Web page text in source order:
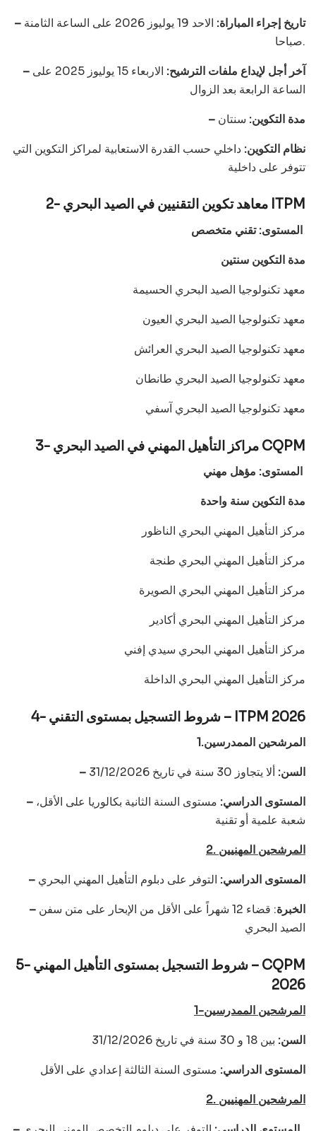
– تاريخ إجراء المباراة:
الاحد 19 يوليوز 2026 على الساعة الثامنة
صباحا.
– آخر أجل لإيداع ملفات الترشيح:
الاربعاء 15 يوليوز 2025 على
الساعة الرابعة بعد الزوال
– مدة التكوين: سنتان
نظام التكوين: داخلي حسب القدرة الاستعابية لمراكز التكوين التي
تتوفر على داخلية
2- معاهد تكوين التقنيين في الصيد البحري ITPM
مدة التكوين سنتين
معهد تكنولوجيا الصيد البحري الحسيمة
معهد تكنولوجيا الصيد البحري العيون
معهد تكنولوجيا الصيد البحري العرائش
معهد تكنولوجيا الصيد البحري طانطان
معهد تكنولوجيا الصيد البحري آسفي
3- مراكز التأهيل المهني في الصيد البحري CQPM
مدة التكوين سنة واحدة
مركز التأهيل المهني البحري الناظور
مركز التأهيل المهني البحري طنجة
مركز التأهيل المهني البحري الصويرة
مركز التأهيل المهني البحري أكادير
مركز التأهيل المهني البحري سيدي إفني
مركز التأهيل المهني البحري الداخلة
4- شروط التسجيل بمستوى التقني – ITPM 2026
1.المرشحين الممدرسين
– السن: ألا يتجاوز 30 سنة في تاريخ 31/12/2026
– المستوى الدراسي: مستوى السنة الثانية بكالوريا على الأقل،
شعبة علمية أو تقنية
2. المرشحين المهنيين
– المستوى الدراسي: التوفر على دبلوم التأهيل المهني البحري
– الخبرة
: قضاء 12 شهراً على الأقل من الإبحار على متن سفن
الصيد البحري
5- شروط التسجيل بمستوى التأهيل المهني – CQPM
2026
1-المرشحين الممدرسين
السن: بين 18 و 30 سنة في تاريخ 31/12/2026
المستوى الدراسي: مستوى السنة الثالثة إعدادي على الأقل
2. المرشحين المهنيين